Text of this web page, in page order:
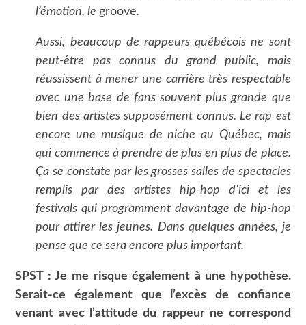
l’émotion, le groove.
Aussi, beaucoup de rappeurs québécois ne sont
peut-être pas connus du grand public, mais
réussissent à mener une carrière très respectable
avec une base de fans souvent plus grande que
bien des artistes supposément connus. Le rap est
encore une musique de niche au Québec, mais
qui commence à prendre de plus en plus de place.
Ça se constate par les grosses salles de spectacles
remplis par des artistes hip-hop d’ici et les
festivals qui programment davantage de hip-hop
pour attirer les jeunes. Dans quelques années, je
pense que ce sera encore plus important.
SPST : Je me risque également à une hypothèse.
Serait-ce également que l’excès de confiance
venant avec l’attitude du rappeur ne correspond